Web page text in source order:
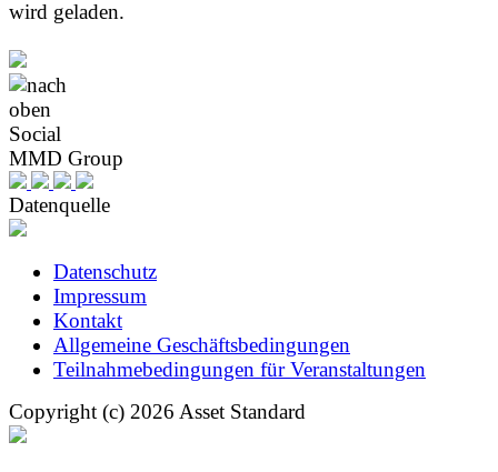
wird geladen.
Social
MMD Group
Datenquelle
Datenschutz
Impressum
Kontakt
Allgemeine Geschäftsbedingungen
Teilnahmebedingungen für Veranstaltungen
Copyright (c) 2026 Asset Standard